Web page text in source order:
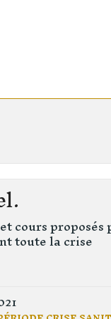
cours proposés
toute la crise